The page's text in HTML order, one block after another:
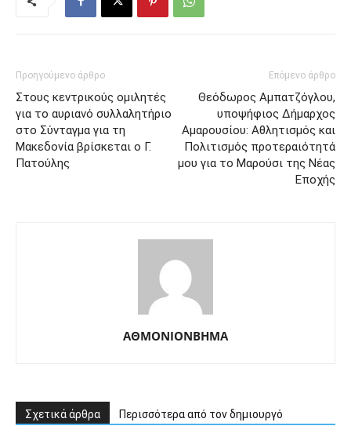
Προηγούμενο άρθρο
Στους κεντρικούς ομιλητές
για το αυριανό συλλαλητήριο
στο Σύνταγμα για τη
Μακεδονία βρίσκεται ο Γ.
Πατούλης
Επόμενο άρθρο
Θεόδωρος Αμπατζόγλου,
υποψήφιος Δήμαρχος
Αμαρουσίου: Αθλητισμός και
Πολιτισμός προτεραιότητά
μου για το Μαρούσι της Νέας
Εποχής
ΑΘΜΟΝΙΟΝΒΗΜΑ
Σχετικά άρθρα Περισσότερα από τον δημιουργό